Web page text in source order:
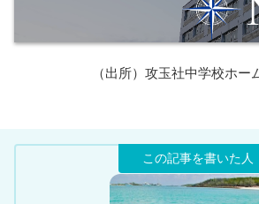
（出所）攻玉社中学校ホー